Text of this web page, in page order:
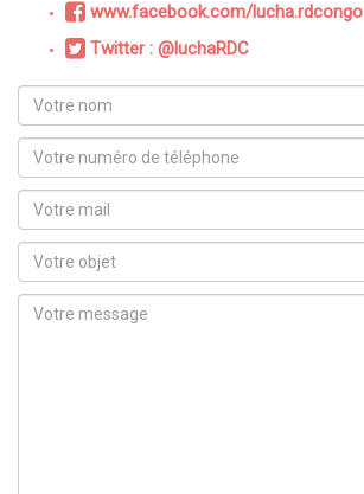
www.facebook.com/lucha.rdcongo
Twitter : @luchaRDC